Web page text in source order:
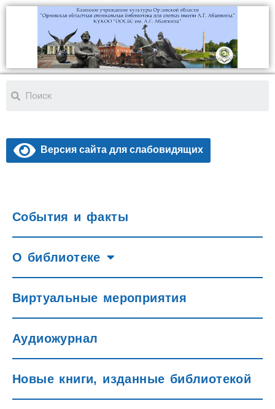
Версия сайта для слабовидящих
События и факты
О библиотеке
Виртуальные мероприятия
Аудиожурнал
Новые книги, изданные библиотекой